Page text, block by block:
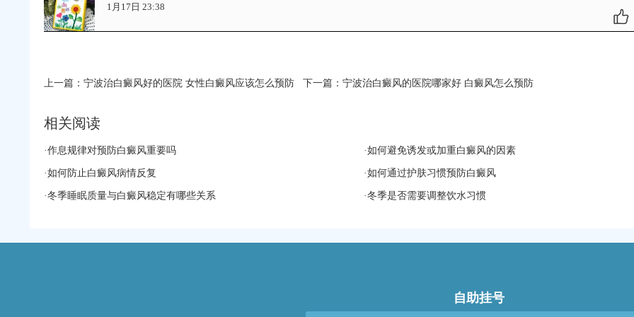
1月17日 23:38
上一篇： 宁波治白癜风好的医院 女性白癜风应该怎么预防 下一篇： 宁波治白癜风的医院哪家好 白癜风怎么预防
相关阅读
·如何避免诱发或加重白癜风的因素
·作息规律对预防白癜风重要吗
·如何通过护肤习惯预防白癜风
·如何防止白癜风病情反复
·冬季是否需要调整饮水习惯
·冬季睡眠质量与白癜风稳定有哪些关系
自助挂号